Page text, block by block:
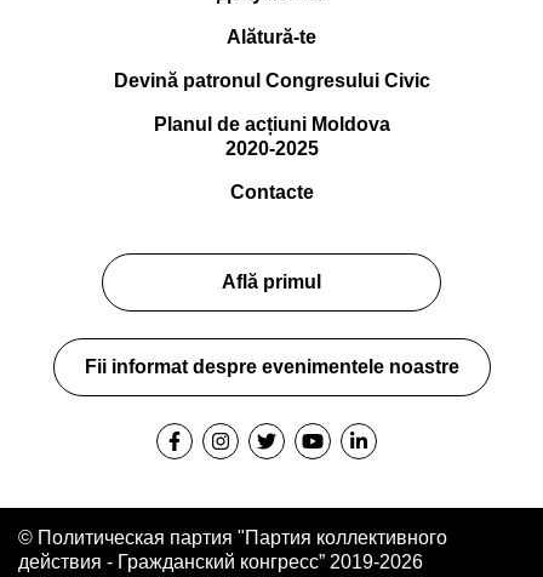
Alătură-te
Devină patronul Congresului Civic
Planul de acțiuni Moldova
2020-2025
Contacte
Află primul
Fii informat despre evenimentele noastre
© Политическая партия "Партия коллективного
действия - Гражданский конгресс” 2019-2026